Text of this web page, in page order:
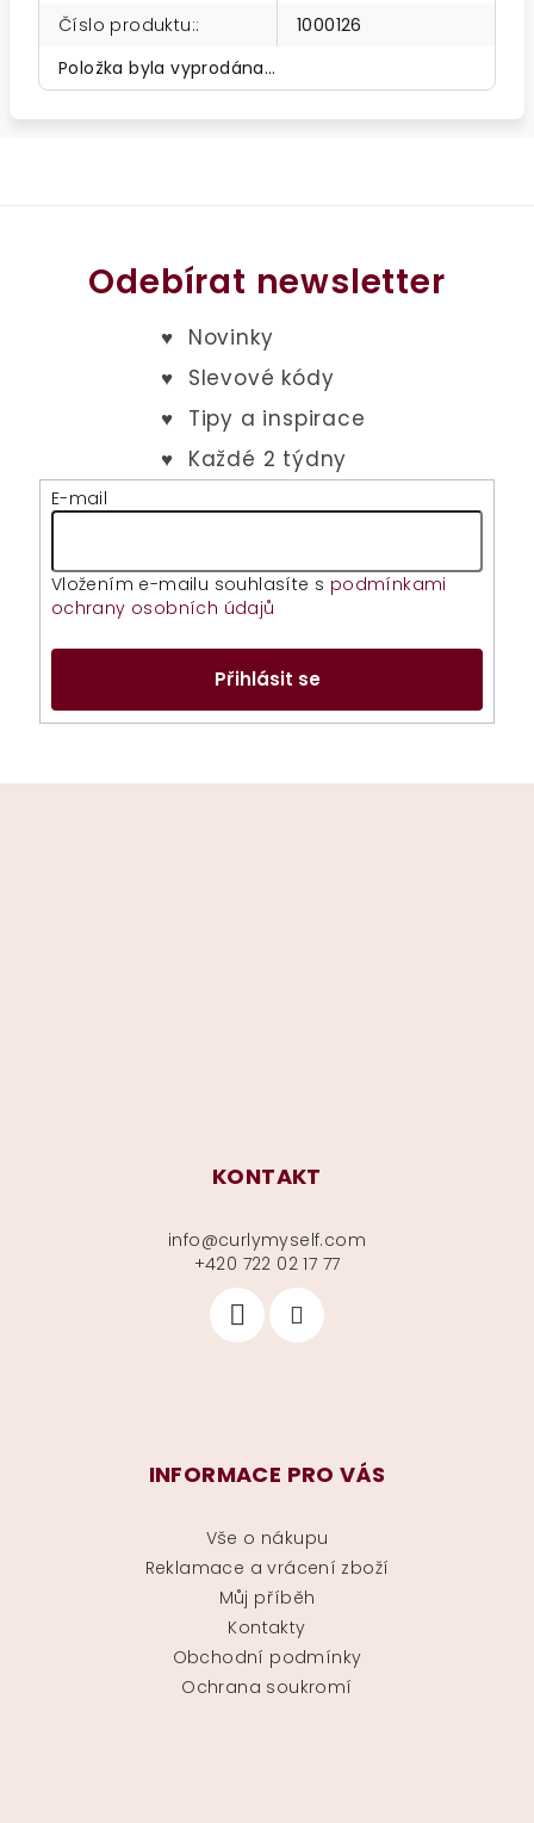
Číslo produktu::
1000126
Položka byla vyprodána…
Odebírat newsletter
E-mail
Vložením e-mailu souhlasíte s podmínkami
ochrany osobních údajů
Přihlásit se
KONTAKT
info@curlymyself.com
+420 722 02 17 77
INFORMACE PRO VÁS
Vše o nákupu
Reklamace a vrácení zboží
Můj příběh
Kontakty
Obchodní podmínky
Ochrana soukromí